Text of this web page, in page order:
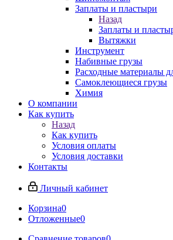
Заплаты и пластыри
Назад
Заплаты и
Вытяжки
Инструмент
Набивные грузы
Расходные материалы
Самоклеющиеся грузы
Химия
О компании
Как купить
Назад
Как купить
Условия оплаты
Условия доставки
Контакты
Личный кабинет
Корзина0
Отложенные0